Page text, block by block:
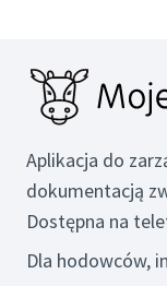
Aplikacja do
dokumentacją
Dostępna na
Dla hodowców,